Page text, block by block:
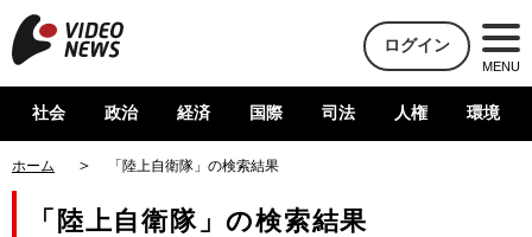
ログイン
MENU
社会 政治 経済 国際 司法 人権 環境
ホーム 「陸上自衛隊」の検索結果
「陸上自衛隊」の検索結果